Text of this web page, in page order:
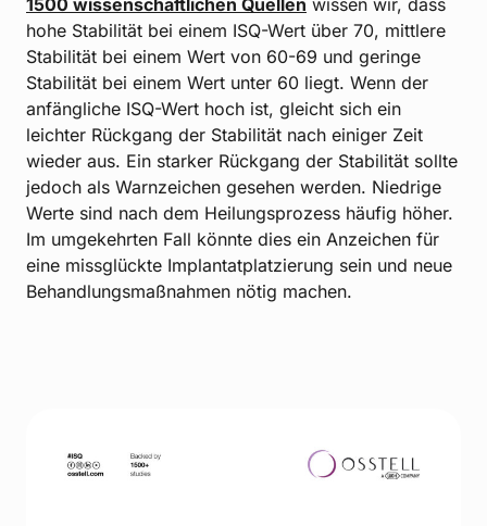
hohe Stabilität bei einem ISQ-Wert über 70, mittlere
Stabilität bei einem Wert von 60-69 und geringe
Stabilität bei einem Wert unter 60 liegt. Wenn der
anfängliche ISQ-Wert hoch ist, gleicht sich ein
leichter Rückgang der Stabilität nach einiger Zeit
wieder aus. Ein starker Rückgang der Stabilität sollte
jedoch als Warnzeichen gesehen werden. Niedrige
Werte sind nach dem Heilungsprozess häufig höher.
Im umgekehrten Fall könnte dies ein Anzeichen für
eine missglückte Implantatplatzierung sein und neue
Behandlungsmaßnahmen nötig machen.